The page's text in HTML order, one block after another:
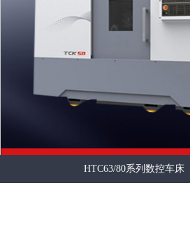
HTC63/80系列数控车床